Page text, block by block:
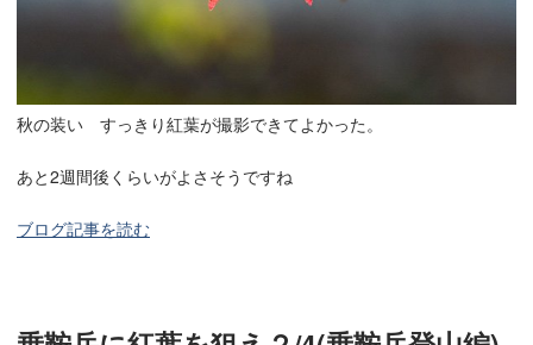
秋の装い すっきり紅葉が撮影できてよかった。
あと2週間後くらいがよさそうですね
ブログ記事を読む